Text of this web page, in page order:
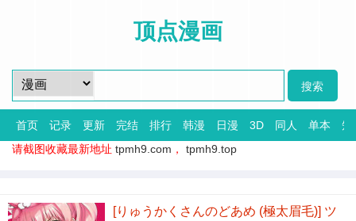
顶点漫画
首页 记录 更新 完结 排行 韩漫 日漫 3D 同人 单本
短
请截图收藏最新地址 tpmh9.com ， tpmh9.top
[りゅうかくさんのどあめ (極太眉毛)] ツ